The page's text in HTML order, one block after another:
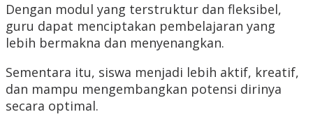
Dengan modul yang terstruktur dan fleksibel,
guru dapat menciptakan pembelajaran yang
lebih bermakna dan menyenangkan.
Sementara itu, siswa menjadi lebih aktif, kreatif,
dan mampu mengembangkan potensi dirinya
secara optimal.